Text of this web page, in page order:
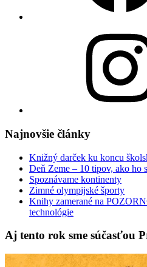
Najnovšie články
Knižný darček ku koncu
Deň Zeme – 10 tipov, ako ho
Spoznávame kontinenty
Zimné olympijské športy
Knihy zamerané na
technológie
Aj tento rok sme súčasťou